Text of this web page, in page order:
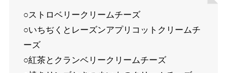
○ストロベリークリームチーズ
○いちぢくとレーズンアプリコットクリームチ
ーズ
○紅茶とクランベリークリームチーズ